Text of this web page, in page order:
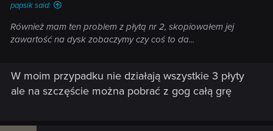
papsik said:
Również mam ten problem z płytą nr 2, skopiowałem jej
zawartość na dysk zobaczymy czy coś to da...
W moim przypadku nie działają wszystkie 3 płyty
ale na szczęście można pobrać z gog całą grę